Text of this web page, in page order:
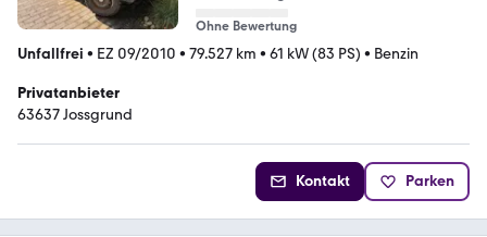
Ohne Bewertung
Unfallfrei • EZ 09/2010 • 79.527 km • 61 kW (83 PS) • Benzin
Privatanbieter
63637 Jossgrund
Kontakt Parken